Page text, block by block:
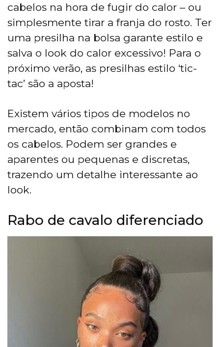
cabelos na hora de fugir do calor – ou
simplesmente tirar a franja do rosto. Ter
uma presilha na bolsa garante estilo e
salva o look do calor excessivo! Para o
próximo verão, as presilhas estilo ‘tic-
tac’ são a aposta!
Existem vários tipos de modelos no
mercado, então combinam com todos
os cabelos. Podem ser grandes e
aparentes ou pequenas e discretas,
trazendo um detalhe interessante ao
look.
Rabo de cavalo diferenciado